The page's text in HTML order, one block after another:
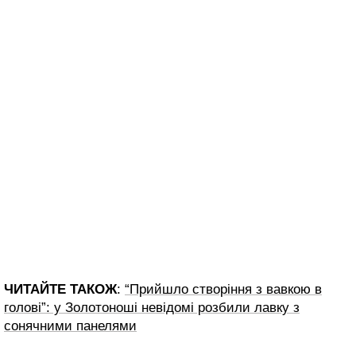
ЧИТАЙТЕ ТАКОЖ: “Прийшло створіння з вавкою в
голові”: у Золотоноші невідомі розбили лавку з
сонячними панелями